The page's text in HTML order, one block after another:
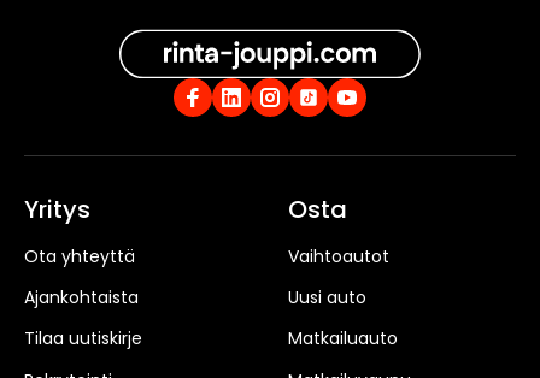
Yritys
Ota yhteyttä
Ajankohtaista
Tilaa uutiskirje
Osta
Vaihtoautot
Uusi auto
Matkailuauto